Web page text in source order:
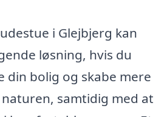
i Glejbjerg kan
løsning, hvis du
din bolig og skabe mere
samtidig med at